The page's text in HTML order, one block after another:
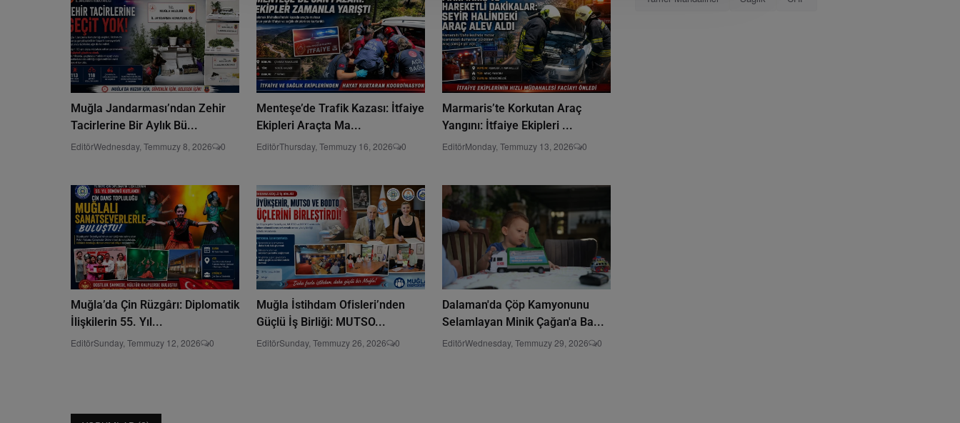
Muğla Jandarması’ndan Zehir
Tacirlerine Bir Aylık Bü...
EditörWednesday, Temmuzy 8, 2026 0
Menteşe’de Trafik Kazası: İtfaiye
Ekipleri Araçta Ma...
EditörThursday, Temmuzy 16, 2026 0
Marmaris’te Korkutan Araç
Yangını: İtfaiye Ekipleri ...
EditörMonday, Temmuzy 13, 2026 0
Muğla’da Çin Rüzgârı: Diplomatik
İlişkilerin 55. Yıl...
EditörSunday, Temmuzy 12, 2026 0
Muğla İstihdam Ofisleri’nden
Güçlü İş Birliği: MUTSO...
EditörSunday, Temmuzy 26, 2026 0
Dalaman'da Çöp Kamyonunu
Selamlayan Minik Çağan'a Ba...
EditörWednesday, Temmuzy 29, 2026 0